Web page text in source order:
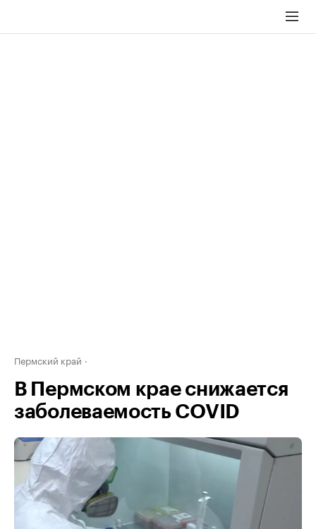
Пермский край
В Пермском крае снижается
заболеваемость COVID